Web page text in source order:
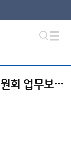
국회 미래전략 및 과학기술특별위원회 업무보고(090218)